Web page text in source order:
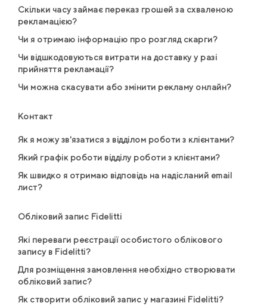
Скільки часу займає переказ грошей за схваленою
рекламацією?
Чи я отримаю інформацію про розгляд скарги?
Чи відшкодовуються витрати на доставку у разі
прийняття рекламації?
Чи можна скасувати або змінити рекламу онлайн?
Контакт
Як я можу зв'язатися з відділом роботи з клієнтами?
Який графік роботи відділу роботи з клієнтами?
Як швидко я отримаю відповідь на надісланий email
лист?
Обліковий запис Fidelitti
Які переваги реєстрації особистого облікового
запису в Fidelitti?
Для розміщення замовлення необхідно створювати
обліковий запис?
Як створити обліковий запис у магазині Fidelitti?